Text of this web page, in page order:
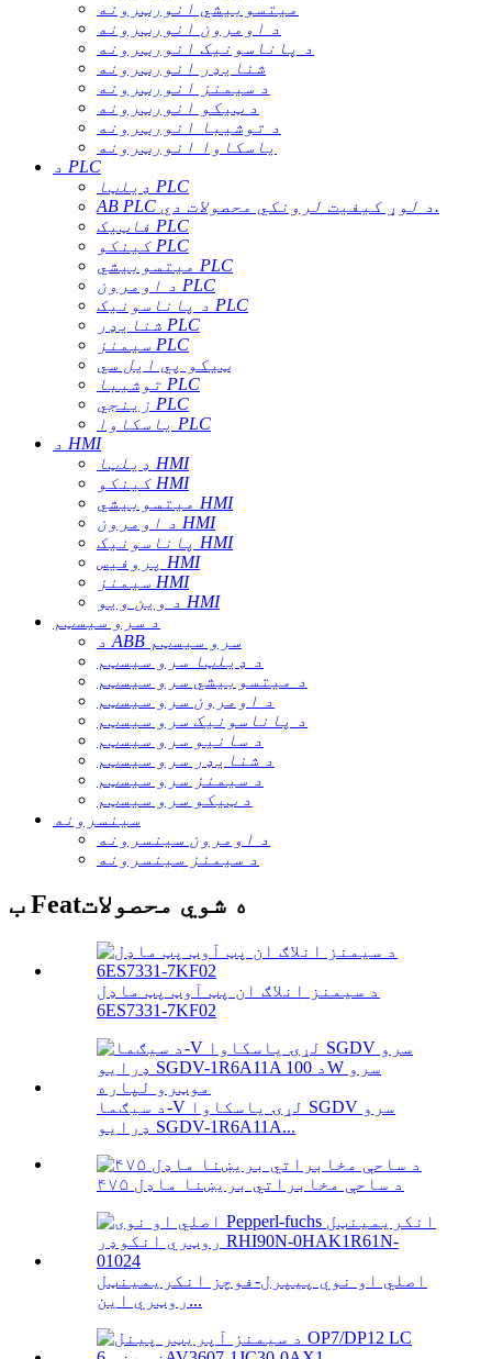
میتسوبیشي انورټرونه
د اومرون انورټرونه
د پاناسونیک انورټرونه
شنایډر انورټرونه
د سیمنز انورټرونه
د ټیکو انورټرونه
د توشیبا انورټرونه
یاسکاوا انورټرونه
د PLC
ډیلټا PLC
AB PLC د لوړ کیفیت لرونکي محصولات دي.
فاټیک PLC
کینکو PLC
میتسوبیشي PLC
د اومرون PLC
د پاناسونیک PLC
شنایډر PLC
سیمنز PLC
ټیکو پي ایل سي
توشیبا PLC
زینجي PLC
یاسکاوا PLC
د HMI
ډیلټا HMI
کینکو HMI
میتسوبیشي HMI
د اومرون HMI
پاناسونیک HMI
پروفیس HMI
سیمنز HMI
د وین ویو HMI
د سرو سیسټم
د ABB سرو سیسټم
د ډیلټا سرو سیسټم
د میتسوبیشي سرو سیسټم
د اومرون سرو سیسټم
د پاناسونیک سرو سیسټم
د سانیو سرو سیسټم
د شنایډر سرو سیسټم
د سیمنز سرو سیسټم
د ټیکو سرو سیسټم
سینسرونه
د اومرون سینسرونه
د سیمنز سینسرونه
ب Featه شوي محصولات
د سیمنز انلاګ ان پټ آوټ پټ ماډل
6ES7331-7KF02
د سیګما-V لړۍ یاسکاوا SGDV سرو
ډرایو SGDV-1R6A11A...
۴۷۵ د ساحې مخابراتي بریښنا ماډل
اصلي او نوي پیپرل-فوچز انکریمینټل
روټري این...